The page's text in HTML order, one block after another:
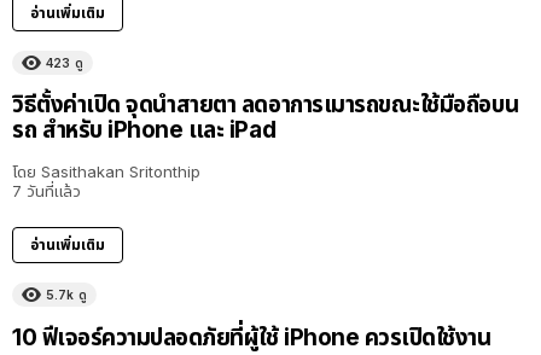
อ่านเพิ่มเติม
423 ดู
วิธีตั้งค่าเปิด จุดนำสายตา ลดอาการเมารถขณะใช้มือถือบน
รถ สำหรับ iPhone และ iPad
โดย Sasithakan Sritonthip
7 วันที่แล้ว
อ่านเพิ่มเติม
5.7k ดู
10 ฟีเจอร์ความปลอดภัยที่ผู้ใช้ iPhone ควรเปิดใช้งาน